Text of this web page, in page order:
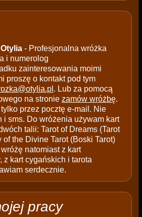
- Profesjonalna wróżka
i numerolog
zainteresowania moimi
proszę o kontakt pod tym
. Lub za pomocą
na stronie zamów wróżbę.
przez pocztę e-mail. Nie
i sms. Do wróżenia używam kart
talii: Tarot of Dreams (Tarot
the Divine Tarot (Boski Tarot)
natomiast z kart
z kart cygańskich i tarota
serdecznie.
pracy